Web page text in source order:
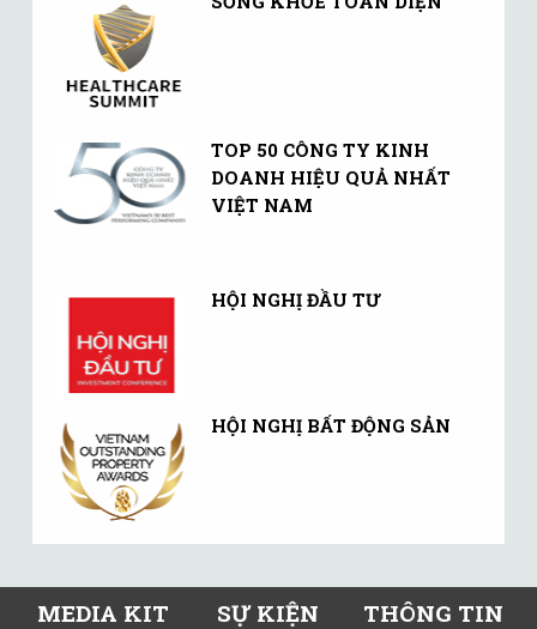
TOP 50 CÔNG TY KINH
DOANH HIỆU QUẢ NHẤT
VIỆT NAM
HỘI NGHỊ ĐẦU TƯ
HỘI NGHỊ BẤT ĐỘNG SẢN
MEDIA KIT SỰ KIỆN
THÔNG TIN